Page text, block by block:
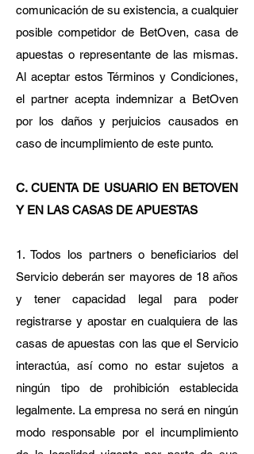
comunicación de su existencia, a cualquier
posible competidor de BetOven, casa de
apuestas o representante de las mismas.
Al aceptar estos Términos y Condiciones,
el partner acepta indemnizar a BetOven
por los daños y perjuicios causados en
caso de incumplimiento de este punto.
C. CUENTA DE USUARIO EN BETOVEN
Y EN LAS CASAS DE APUESTAS
1. Todos los partners o beneficiarios del
Servicio deberán ser mayores de 18 años
y tener capacidad legal para poder
registrarse y apostar en cualquiera de las
casas de apuestas con las que el Servicio
interactúa, así como no estar sujetos a
ningún tipo de prohibición establecida
legalmente. La empresa no será en ningún
modo responsable por el incumplimiento